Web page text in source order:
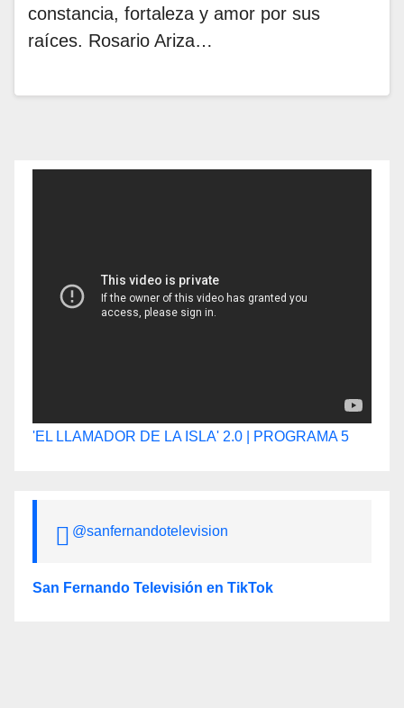
constancia, fortaleza y amor por sus
raíces. Rosario Ariza…
'EL LLAMADOR DE LA ISLA' 2.0 | PROGRAMA 5
@sanfernandotelevision
San Fernando Televisión en TikTok